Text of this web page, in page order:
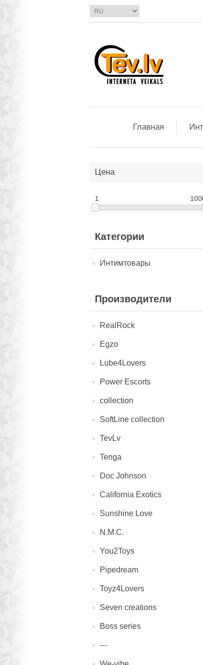
Главная
Цена
1
Категории
Интимтовары
Производители
RealRock
Egzo
Lube4Lovers
Power Escorts
collection
SoftLine collection
TevLv
Tenga
Doc Johnson
California Exotics
Sunshine Love
N.M.C.
You2Toys
Pipedream
Toyz4Lovers
Seven creations
Boss series
---